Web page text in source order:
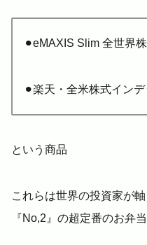
⚫︎eMAXIS Slim 全世界
⚫︎楽天・全米株式イン
という商品
これらは世界の投資家が
『No,2』の超定番のお弁